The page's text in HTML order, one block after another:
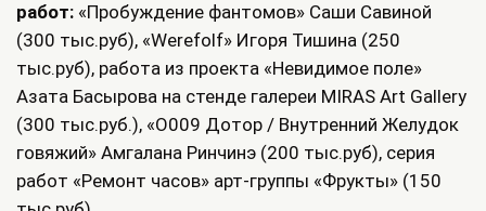
работ: «Пробуждение фантомов» Саши Савиной
(300 тыс.руб), «Werefolf» Игоря Тишина (250
тыс.руб), работа из проекта «Невидимое поле»
Азата Басырова на стенде галереи MIRAS Art Gallery
(300 тыс.руб.), «О009 Дотор / Внутренний Желудок
говяжий» Амгалана Ринчинэ (200 тыс.руб), серия
работ «Ремонт часов» арт-группы «Фрукты» (150